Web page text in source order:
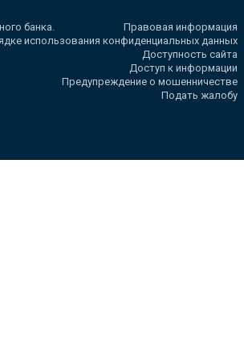
банка.
Правовая информация
использования конфиденциальных данных
Доступность сайта
Доступ к информации
Предупреждение о мошенничестве
Подать жалобу